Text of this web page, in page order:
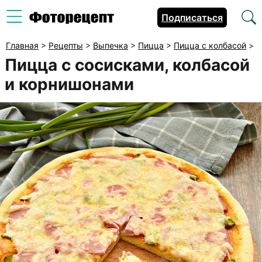
Подписаться
Главная > Рецепты > Выпечка > Пицца > Пицца с колбасой >
Пицца с сосисками, колбасой
и корнишонами